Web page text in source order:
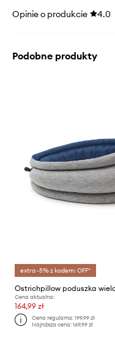
Opinie o produkcie 4.0
Podobne produkty
extra -5% z kodem: OFF*
Cena aktualna:
164,99 zł
Cena regularna:199,99 zł
Najniższa cena:169,99 zł